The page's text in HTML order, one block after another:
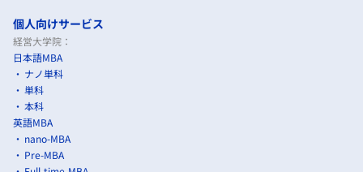
個人向けサービス
経営大学院：
日本語MBA
ナノ単科
単科
本科
英語MBA
nano-MBA
Pre-MBA